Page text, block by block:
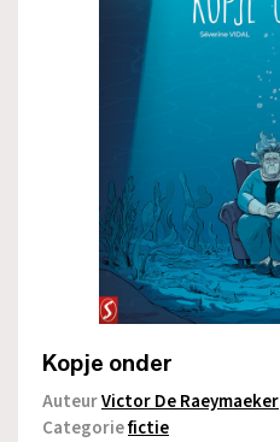
Kopje onder
AuteurVictor De Raeymaeker
Categoriefictie